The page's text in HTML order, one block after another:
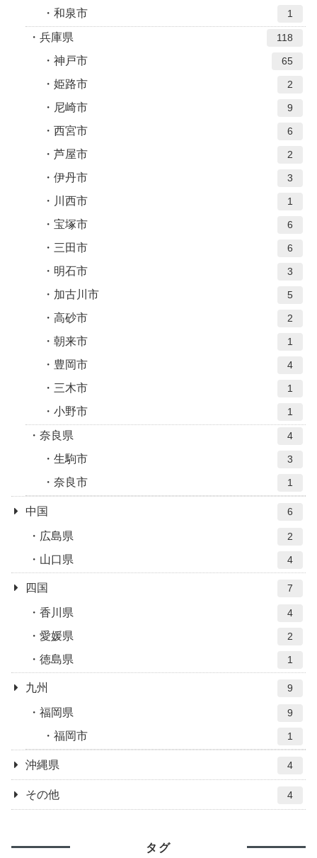
和泉市 1
兵庫県 118
神戸市 65
姫路市 2
尼崎市 9
西宮市 6
芦屋市 2
伊丹市 3
川西市 1
宝塚市 6
三田市 6
明石市 3
加古川市 5
高砂市 2
朝来市 1
豊岡市 4
三木市 1
小野市 1
奈良県 4
生駒市 3
奈良市 1
中国 6
広島県 2
山口県 4
四国 7
香川県 4
愛媛県 2
徳島県 1
九州 9
福岡県 9
福岡市 1
沖縄県 4
その他 4
タグ